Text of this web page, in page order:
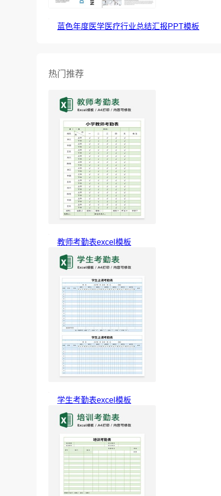
蓝色年度医学医疗行业总结汇报PPT模板
热门推荐
教师考勤表excel模板
学生考勤表excel模板